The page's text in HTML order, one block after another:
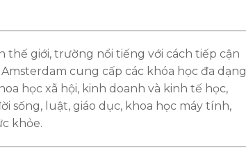
thế giới, trường nổi tiếng với cách tiếp cận
cung cấp các khóa học đa dạng
học xã hội, kinh doanh và kinh tế học,
sống, luật, giáo dục, khoa học máy tính,
khỏe.